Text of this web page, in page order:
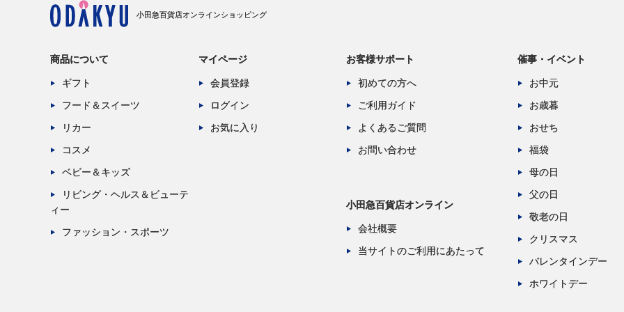
小田急百貨店オンラインショッピング
商品について
ギフト
フード＆スイーツ
リカー
コスメ
ベビー＆キッズ
リビング・ヘルス＆ビューテ
ィー
ファッション・スポーツ
マイページ
会員登録
ログイン
お気に入り
お客様サポート
初めての方へ
ご利用ガイド
よくあるご質問
お問い合わせ
小田急百貨店オンライン
会社概要
当サイトのご利用にあたって
催事・イベント
お中元
お歳暮
おせち
福袋
母の日
父の日
敬老の日
クリスマス
バレンタインデー
ホワイトデー